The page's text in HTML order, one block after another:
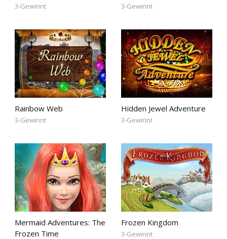
3-Gewinnt 3-Gewinnt
Rainbow Web
3-Gewinnt
Hidden Jewel Adventure
3-Gewinnt
Mermaid Adventures: The
Frozen Time
Frozen Kingdom
3-Gewinnt